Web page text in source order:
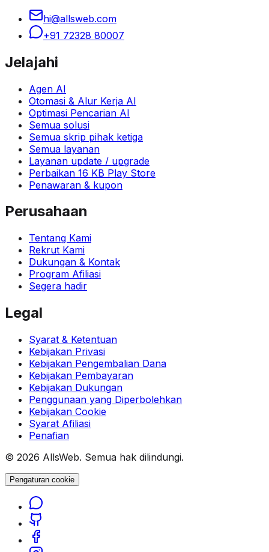
hi@allsweb.com
+91 72328 80007
Jelajahi
Agen AI
Otomasi & Alur Kerja AI
Optimasi Pencarian AI
Semua solusi
Semua skrip pihak ketiga
Semua layanan
Layanan update / upgrade
Perbaikan 16 KB Play Store
Penawaran & kupon
Perusahaan
Tentang Kami
Rekrut Kami
Dukungan & Kontak
Program Afiliasi
Segera hadir
Legal
Syarat & Ketentuan
Kebijakan Privasi
Kebijakan Pengembalian Dana
Kebijakan Pembayaran
Kebijakan Dukungan
Penggunaan yang Diperbolehkan
Kebijakan Cookie
Syarat Afiliasi
Penafian
© 2026 AllsWeb. Semua hak dilindungi.
Pengaturan cookie